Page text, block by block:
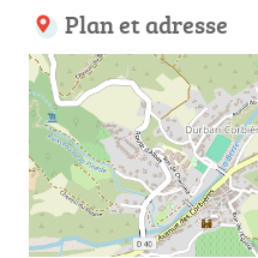
Plan et adresse